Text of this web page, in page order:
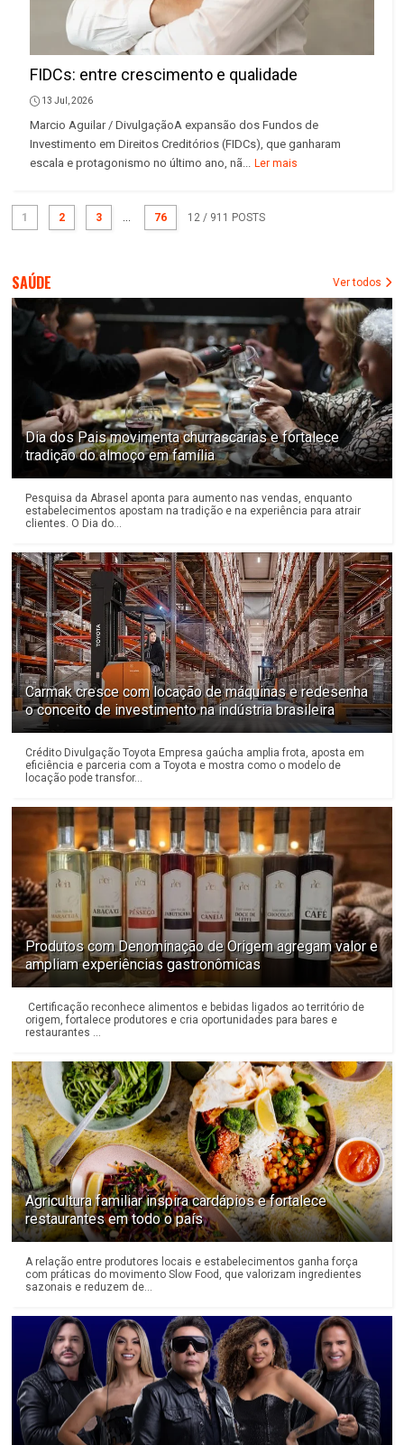
FIDCs: entre crescimento e qualidade
13 Jul, 2026
Marcio Aguilar / DivulgaçãoA expansão dos Fundos de
Investimento em Direitos Creditórios (FIDCs), que ganharam
escala e protagonismo no último ano, nã... Ler mais
1 2 3 ... 76 12 / 911 POSTS
SAÚDE Ver todos
Dia dos Pais movimenta churrascarias e fortalece
tradição do almoço em família
Pesquisa da Abrasel aponta para aumento nas vendas, enquanto
estabelecimentos apostam na tradição e na experiência para atrair
clientes. O Dia do...
Carmak cresce com locação de máquinas e redesenha
o conceito de investimento na indústria brasileira
Crédito Divulgação Toyota Empresa gaúcha amplia frota, aposta em
eficiência e parceria com a Toyota e mostra como o modelo de
locação pode transfor...
Produtos com Denominação de Origem agregam valor e
ampliam experiências gastronômicas
Certificação reconhece alimentos e bebidas ligados ao território de
origem, fortalece produtores e cria oportunidades para bares e
restaurantes ...
Agricultura familiar inspira cardápios e fortalece
restaurantes em todo o país
A relação entre produtores locais e estabelecimentos ganha força
com práticas do movimento Slow Food, que valorizam ingredientes
sazonais e reduzem de...